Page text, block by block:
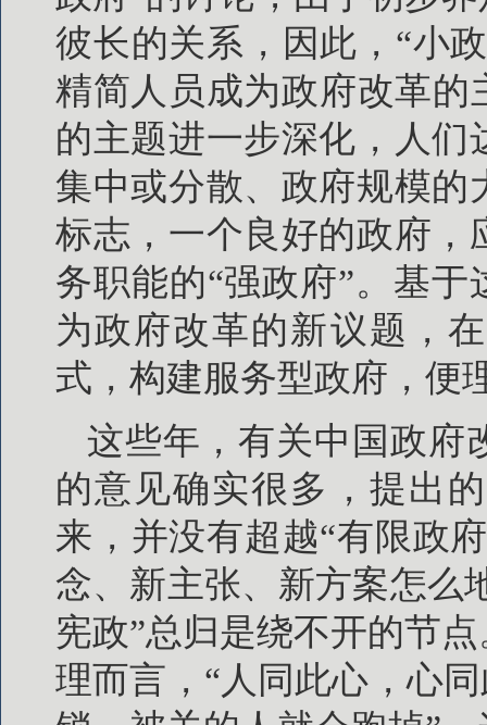
彼长的关系，因此，“小
精简人员成为政府改革的
的主题进一步深化，人
集中或分散、政府规模
标志，一个良好的政府，
务职能的“强政府”。基
为政府改革的新议题，
式，构建服务型政府，便
这些年，有关中国政府
的意见确实很多，提出
来，并没有超越“有限政
念、新主张、新方案怎么
宪政”总归是绕不开的节
理而言，“人同此心，心